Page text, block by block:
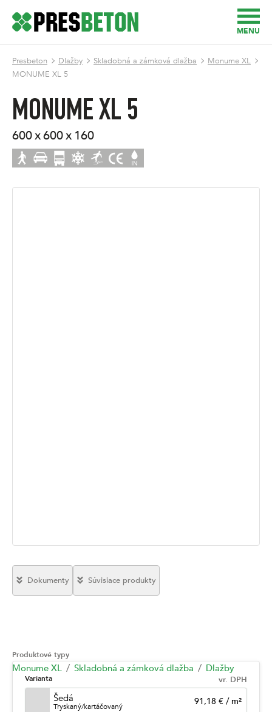
MENU
Presbeton Dlažby Skladobná a zámková dlažba
Monume XL
MONUME XL 5
MONUME XL 5
600 x 600 x 160
Produktové typy
Monume XL Skladobná a zámková dlažba Dlažby
Varianta vr. DPH
Šedá
Tryskaný/kartáčovaný 91,18 € / m²
Dokumenty Súvisiace produkty